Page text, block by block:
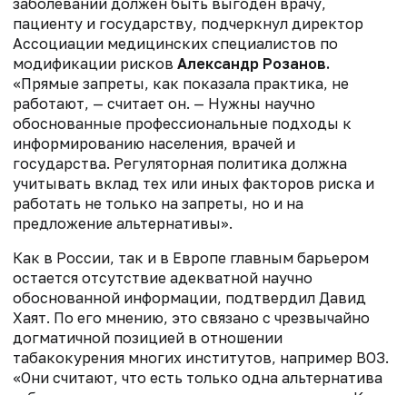
пациенту и государству, подчеркнул директор
Ассоциации медицинских специалистов по
модификации рисков Александр Розанов.
«Прямые запреты, как показала практика, не
работают, — считает он. — Нужны научно
обоснованные профессиональные подходы к
информированию населения, врачей и
государства. Регуляторная политика должна
учитывать вклад тех или иных факторов риска и
работать не только на запреты, но и на
предложение альтернативы».
Как в России, так и в Европе главным барьером
остается отсутствие адекватной научно
обоснованной информации, подтвердил Давид
Хаят. По его мнению, это связано с чрезвычайно
догматичной позицией в отношении
табакокурения многих институтов, например ВОЗ.
«Они считают, что есть только одна альтернатива